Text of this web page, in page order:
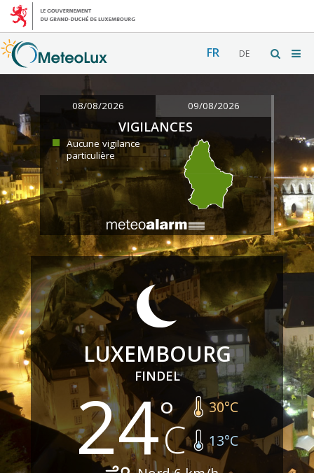
FR DE
08/08/2026 09/08/2026
VIGILANCES
Aucune vigilance
particulière
LUXEMBOURG
FINDEL
24 30°C
13°C